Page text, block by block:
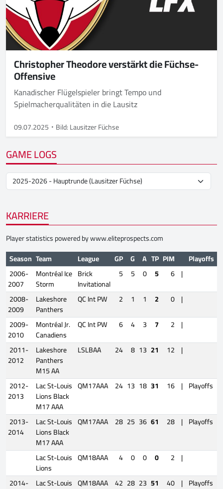
Christopher Theodore verstärkt die Füchse-
Offensive
Kanadischer Flügelspieler bringt Tempo und
Spielmacherqualitäten in die Lausitz
09.07.2025 Bild: Lausitzer Füchse
GAME LOGS
KARRIERE
Player statistics powered bywww.eliteprospects.com
Season Team League GP G A TP PIM
Playoffs
2006-
2007
Montréal Ice
Storm
Brick
Invitational
5 5 0 5 6 |
2008-
2009
Lakeshore
Panthers
QC Int PW 2 1 1 2 0 |
2009-
2010
Montréal Jr.
Canadiens
QC Int PW 6 4 3 7 2 |
2011-
2012
Lakeshore
Panthers
M15 AA
LSLBAA 24 8 13 21 12 |
2012-
2013
Lac St-Louis
Lions Black
M17 AAA
QM17AAA 24 13 18 31 16 | Playoffs
2013-
2014
Lac St-Louis
Lions Black
M17 AAA
QM17AAA 28 25 36 61 28 | Playoffs
Lac St-Louis
Lions
QM18AAA 4 0 0 0 2 |
2014-
Lac St-Louis QM18AAA 42 28 23 51 40 | Playoffs